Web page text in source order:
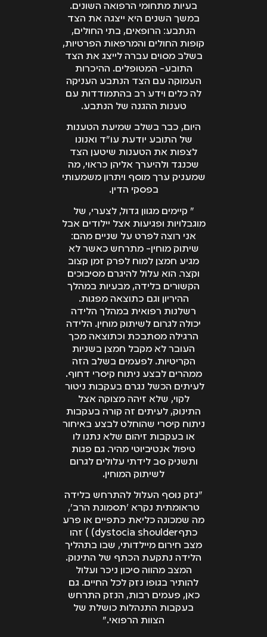
בעיות מתחומי הרפואה השונים.
במשך השנים היא ייצגה את הצד
הנתבע: הרופאים, בתי החולים,
קופות החולים והמרפאות הפרטיות,
בשלב מסוים עברה לייצג את הצד
התובע- המטופלים. ההיכרות
העמוקה עם הצד הנתבע העניקה
לה כלים וידע רב בהתמודדות עם
טענות ההגנה של הנתבע.
היום, כבר בשלב שמיעת הטענות
של התובע יודעת עו"ד ואנונו
לצפות את הטענות שיטען הצד
שכנגד ולהיערך אליהן כראוי, מה
שמעניק ערך מוסף ויתרון משמעותי
בפסקי הדין.
" קיימים מגוון גדול, לצערי, של
מוגבלויות ופגיעות אצל יילודים אבל
אני רוצה לפרט על שניים מהם:
שיתוק מוחין- מתרחש כאשר לא
מגיע חמצן למוח לפרק זמן קצוב
וקצר. הוא עלול להיגרם מסיבוכים
הקשורים בלידה, מבעיות במהלך
ההיריון וגם כתוצאה מפגות.
רשלנות רפואית במהלך הלידה
יכולה לגרום לשיתוק מוחין. הלידה
הרגילה מסתבכת וכתוצאה מכך
העובר לא מקבל חמצן בשניות
הקריטיות. לפעמים בשלב הזה
ממהרים לבצע ניתוח קיסרי דחוף.
לעיתים הכשל נגרם בעקבות ניטור
לקוי, שלא זיהה מצוקה אצל
התינוק, לעיתים זה קורה בעקבות
ניתוח קיסרי שהוחלט לבצע באיחור
או בעקבות זיהום שלא נתנו לו
טיפול אנטיביוטי מהיר. גם פגות
ותשניק סב לידתי עלולים לגרום
לשיתוק המוחין.
"נזק נוסף העלול להתרחש בלידה
טראומתית נקרא 'תסמונת הרב',
מה שמכונה כליאת כתפיים או פרע
כתףdystocia shoulder) ) זהו
מצב חירום מיילדותי, שבו בתהליך
הלידה נתקעת הכתף של התינוק.
המצב מהווה סיכון ניכר ועלול
להותיר בגופו נזק לכל החיים. גם
כאן, פעמים רבות, הנזק התרחש
בעקבות התנהלות כושלת של
הצוות הרפואי."